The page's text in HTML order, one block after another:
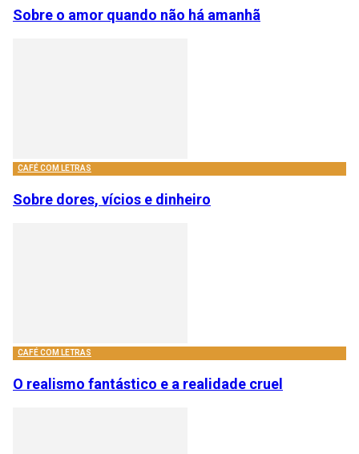
Sobre o amor quando não há amanhã
CAFÉ COM LETRAS
Sobre dores, vícios e dinheiro
CAFÉ COM LETRAS
O realismo fantástico e a realidade cruel